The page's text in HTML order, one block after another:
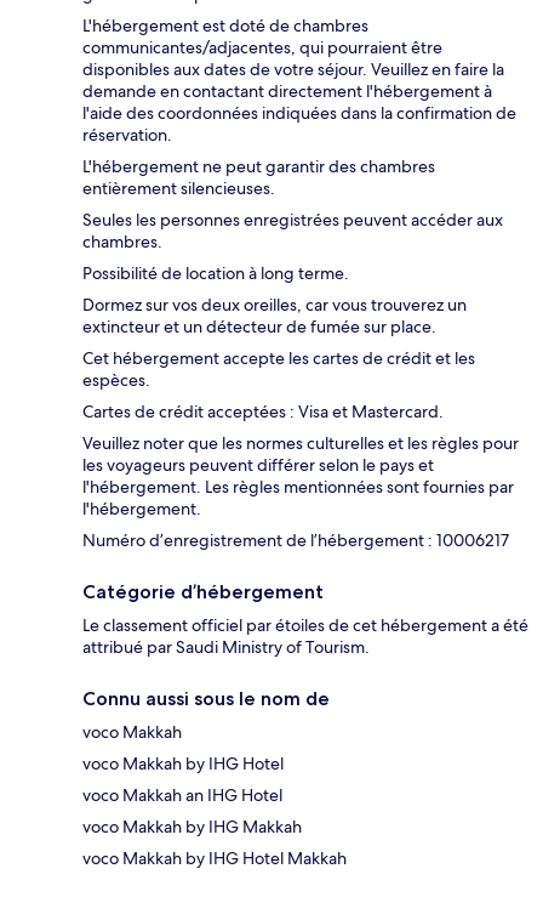
L'hébergement est doté de chambres
communicantes/adjacentes, qui pourraient être
disponibles aux dates de votre séjour. Veuillez en faire la
demande en contactant directement l'hébergement à
l'aide des coordonnées indiquées dans la confirmation de
réservation.
L'hébergement ne peut garantir des chambres
entièrement silencieuses.
Seules les personnes enregistrées peuvent accéder aux
chambres.
Possibilité de location à long terme.
Dormez sur vos deux oreilles, car vous trouverez un
extincteur et un détecteur de fumée sur place.
Cet hébergement accepte les cartes de crédit et les
espèces.
Cartes de crédit acceptées : Visa et Mastercard.
Veuillez noter que les normes culturelles et les règles pour
les voyageurs peuvent différer selon le pays et
l'hébergement. Les règles mentionnées sont fournies par
l'hébergement.
Numéro d’enregistrement de l’hébergement : 10006217
Catégorie d’hébergement
Le classement officiel par étoiles de cet hébergement a été
attribué par Saudi Ministry of Tourism.
Connu aussi sous le nom de
voco Makkah
voco Makkah by IHG Hotel
voco Makkah an IHG Hotel
voco Makkah by IHG Makkah
voco Makkah by IHG Hotel Makkah